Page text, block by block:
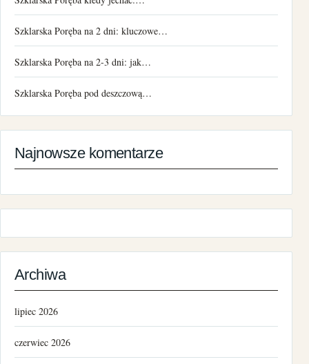
Szklarska Poręba na 2 dni: kluczowe…
Szklarska Poręba na 2-3 dni: jak…
Szklarska Poręba pod deszczową…
Najnowsze komentarze
Archiwa
lipiec 2026
czerwiec 2026